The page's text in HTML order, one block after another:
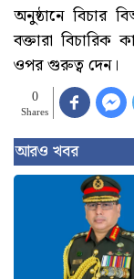
অনুষ্ঠানে বিচার
বক্তারা বিচারিক
ওপর গুরুত্ব দেন।
0
Shares
আরও খবর